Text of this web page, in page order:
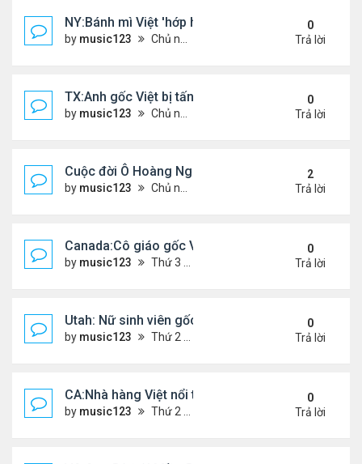
NY:Bánh mì Việt 'hớp hồn' thực khách Mỹ
by music123 Chủ nhật Tháng 7 26, 2026 4:58 pm
0
Trả lời
TX:Anh gốc Việt bị tấn công dã man, khó qua khỏi
by music123 Chủ nhật Tháng 7 26, 2026 4:24 pm
0
Trả lời
Cuộc đời Ô Hoàng Ngành Nails Tại Mỹ
by music123 Chủ nhật Tháng 7 26, 2026 4:17 pm
2
Trả lời
Canada:Cô giáo gốc Việt bị chồng sát hại
by music123 Thứ 3 Tháng 7 21, 2026 4:56 pm
0
Trả lời
Utah: Nữ sinh viên gốc Việt tự vẫn, bạn trai bạo
by music123 Thứ 2 Tháng 7 20, 2026 4:56 pm
0
Trả lời
CA:Nhà hàng Việt nổi tiếng đóng cửa
by music123 Thứ 2 Tháng 7 20, 2026 4:42 pm
0
Trả lời